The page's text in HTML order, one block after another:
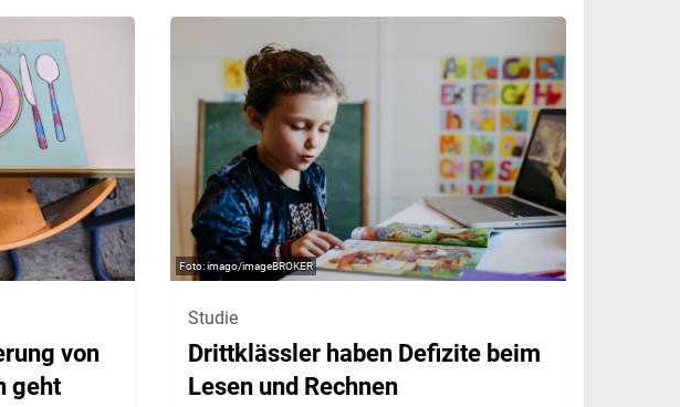
von
geht
imago/imageBROKER
Studie
Drittklässler haben Defizite beim
Lesen und Rechnen